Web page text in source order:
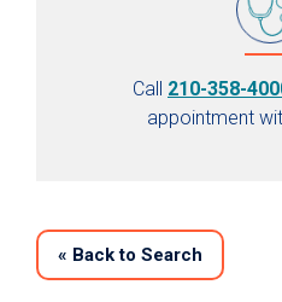
Call 210-358-
appointment
« Back to Search